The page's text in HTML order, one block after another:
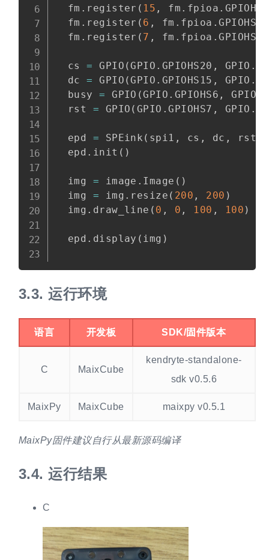
  fm
. register ( 15 , fm . fpioa .
  fm
. register ( 6 , fm . fpioa .GPIOHS6
  fm
. register ( 7 , fm . fpioa .GPIOHS7
  cs
= GPIO (GPIO . GPIOHS20 , GPIO .
  dc
= GPIO (GPIO . GPIOHS15 , GPIO .
  busy
= GPIO (GPIO . GPIOHS6 , GPIO
  rst
= GPIO ( GPIO .GPIOHS7 , GPIO .
  epd
= SPEink ( spi1 , cs , dc , rst
  epd
. init ( )
  img
= image . Image ( )
  img
= img . resize ( 200 , 200 )
  img
. draw_line ( 0 , 0 , 100 , 100 )
  epd
. display ( img )
3.3.运行环境
语言 开发板 SDK/固件版本
C MaixCube
kendryte-standalone-
sdk v0.5.6
MaixPy MaixCube maixpy v0.5.1
MaixPy固件建议自行从最新源码编译
3.4.运行结果
C